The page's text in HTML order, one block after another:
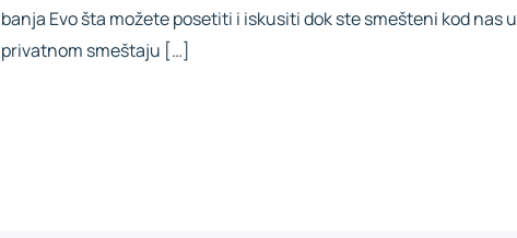
banja Evo šta možete posetiti i iskusiti dok ste smešteni kod nas u
privatnom smeštaju […]